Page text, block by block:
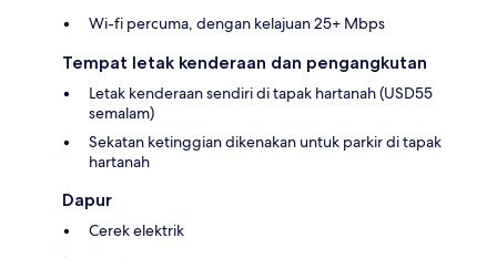
Wi-fi percuma, dengan kelajuan 25+ Mbps
Tempat letak kenderaan dan pengangkutan
Letak kenderaan sendiri di tapak hartanah (USD55
semalam)
Sekatan ketinggian dikenakan untuk parkir di tapak
hartanah
Dapur
Cerek elektrik